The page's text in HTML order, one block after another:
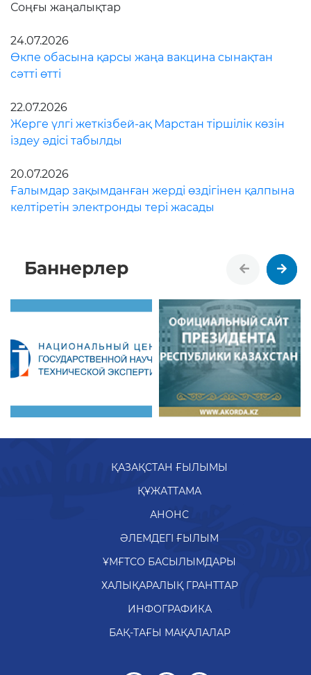
Соңғы жаңалықтар
24.07.2026
Өкпе обасына қарсы жаңа вакцина сынақтан
сәтті өтті
22.07.2026
Жерге үлгі жеткізбей-ақ Марстан тіршілік көзін
іздеу әдісі табылды
20.07.2026
Ғалымдар зақымданған жерді өздігінен қалпына
келтіретін электронды тері жасады
Баннерлер
ҚАЗАҚСТАН ҒЫЛЫМЫ
ҚҰЖАТТАМА
АНОНС
ӘЛЕМДЕГІ ҒЫЛЫМ
ҰМҒТСО БАСЫЛЫМДАРЫ
ХАЛЫҚАРАЛЫҚ ГРАНТТАР
ИНФОГРАФИКА
БАҚ-ТАҒЫ МАҚАЛАЛАР